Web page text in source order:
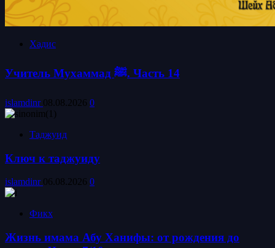
Хадис
Учитель Мухаммад ﷺ. Часть 14
islamdinr 08.08.2026 0
Таджуид
Ключ к таджуиду
islamdinr 06.08.2026 0
Фикх
Жизнь имама Абу Ханифы: от рождения до